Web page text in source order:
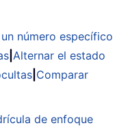
número específico
Alternar el estado
Comparar
de enfoque